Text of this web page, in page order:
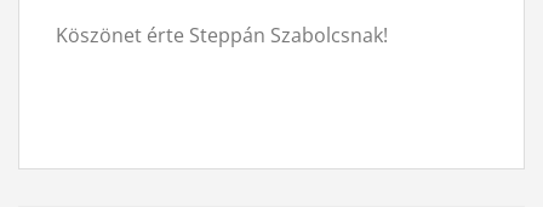
Köszönet érte Steppán Szabolcsnak!